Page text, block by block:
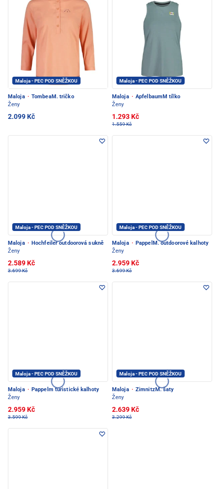
Maloja - PEC POD SNĚŽKOU
Maloja · TombeaM. tričko
Ženy
2.099 Kč
Maloja - PEC POD SNĚŽKOU
Maloja · ApfelbaumM tílko
Ženy
1.293 Kč
1.559 Kč
Maloja - PEC POD SNĚŽKOU
Maloja · Hochfeiler outdoorová sukně
Ženy
2.589 Kč
3.699 Kč
Maloja - PEC POD SNĚŽKOU
Maloja · PappelM. outdoorové kalhoty
Ženy
2.959 Kč
3.699 Kč
Maloja - PEC POD SNĚŽKOU
Maloja · Pappelm turistické kalhoty
Ženy
2.959 Kč
3.599 Kč
Maloja - PEC POD SNĚŽKOU
Maloja · ZimnitzM. šaty
Ženy
2.639 Kč
3.299 Kč